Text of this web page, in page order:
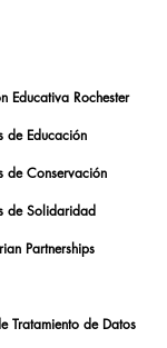
Educativa Rochester
de Educación
de Conservación
de Solidaridad
Partnerships
Tratamiento de Datos